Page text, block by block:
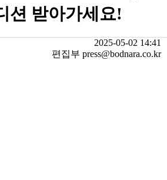
션 받아가세요!
2025-05-02 14:41
편집부 press@bodnara.co.kr